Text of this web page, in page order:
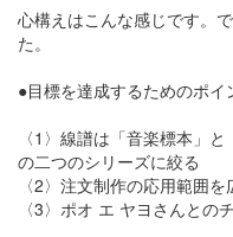
心構えはこんな感じです。
た。
●目標を達成するためのポイ
〈1〉線譜は「音楽標本」
の二つのシリーズに絞る
〈2〉注文制作の応用範囲を
〈3〉ポオ エ ヤヨさんとの